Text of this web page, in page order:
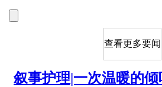
查看更多要闻
叙事护理|一次温暖的